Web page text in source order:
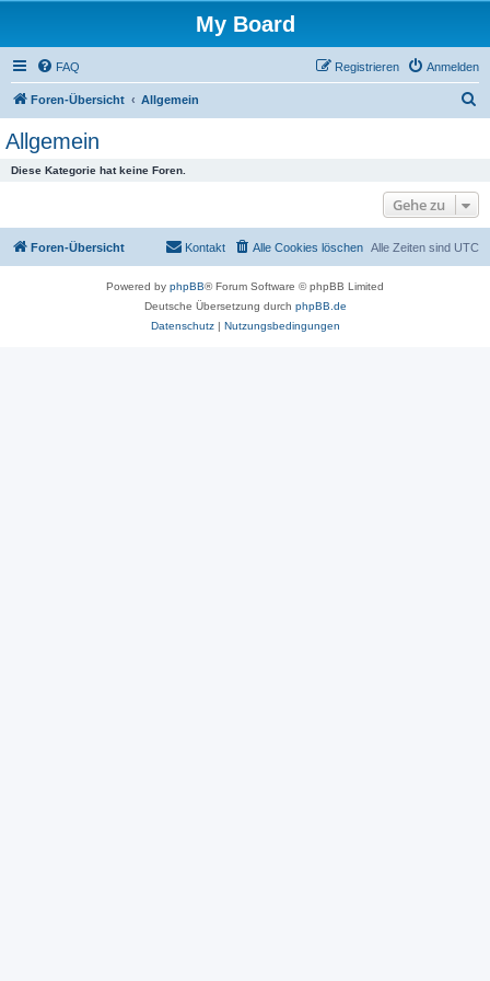
My Board
FAQ Anmelden
Registrieren
Foren-Übersicht Allgemein
Allgemein
Diese Kategorie hat keine Foren.
Gehe zu
Foren-Übersicht Alle Zeiten sind UTC
Alle Cookies löschen
Kontakt
Powered by phpBB® Forum Software © phpBB Limited
Deutsche Übersetzung durch phpBB.de
Datenschutz| Nutzungsbedingungen